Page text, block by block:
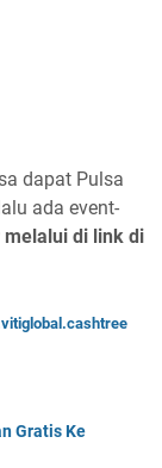
dapat Pulsa
ada event-
di link di
Gratis Ke